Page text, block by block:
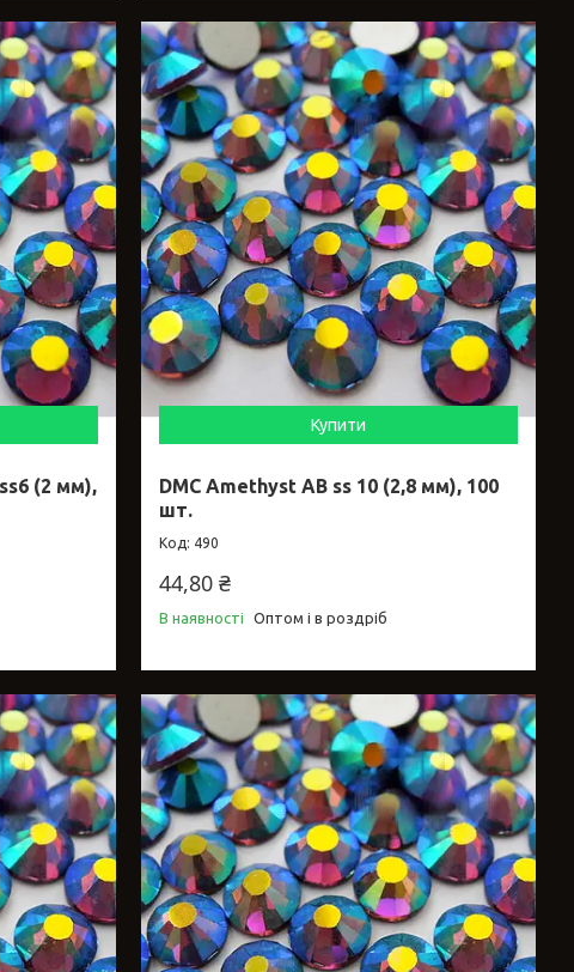
(2 мм),
Купити
DMC Amethyst AB ss 10 (2,8 мм), 100
шт.
490
44,80 ₴
В наявності Оптом і в роздріб